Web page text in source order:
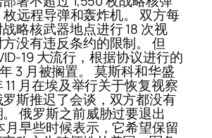
枚远程导弹和轰炸机。 双方每
略核武器地点进行 18 次视
没有违反条约的限制。 但
19 大流行，根据协议进行的
3 月被搁置。 莫斯科和华盛
月在埃及举行关于恢复视察
斯推迟了会谈，双方都没有
俄罗斯之前威胁过要退出
月早些时候表示，它希望保留